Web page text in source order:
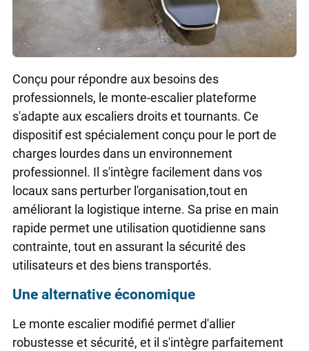
Conçu pour répondre aux besoins des
professionnels, le monte-escalier plateforme
s'adapte aux escaliers droits et tournants. Ce
dispositif est spécialement conçu pour le port de
charges lourdes dans un environnement
professionnel. Il s'intègre facilement dans vos
locaux sans perturber l'organisation,tout en
améliorant la logistique interne. Sa prise en main
rapide permet une utilisation quotidienne sans
contrainte, tout en assurant la sécurité des
utilisateurs et des biens transportés.
Une alternative économique
Le monte escalier modifié permet d'allier
robustesse et sécurité, et il s'intègre parfaitement